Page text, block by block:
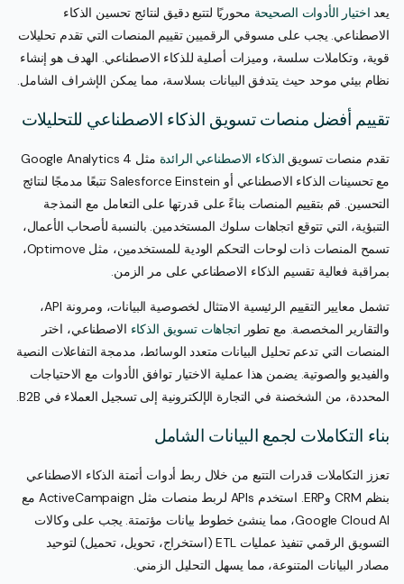
يعد اختيار الأدوات الصحيحة محوريًا لتتبع دقيق لنتائج تحسين الذكاء
الاصطناعي. يجب على مسوقي الرقميين تقييم المنصات التي تقدم تحليلات
قوية، وتكاملات سلسة، وميزات أصلية للذكاء الاصطناعي. الهدف هو إنشاء
نظام بيئي موحد حيث يتدفق البيانات بسلاسة، مما يمكن الإشراف الشامل.
تقييم أفضل منصات تسويق الذكاء الاصطناعي للتحليلات
تقدم منصات تسويق الذكاء الاصطناعي الرائدة
مثل Google Analytics 4
مع تحسينات الذكاء الاصطناعي أو Salesforce Einstein تتبعًا مدمجًا لنتائج
التحسين. قم بتقييم المنصات بناءً على قدرتها على التعامل مع النمذجة
التنبؤية، التي تتوقع اتجاهات سلوك المستخدمين. بالنسبة لأصحاب الأعمال،
تسمح المنصات ذات لوحات التحكم الودية للمستخدمين، مثل Optimove،
بمراقبة فعالية تقسيم الذكاء الاصطناعي على مر الزمن.
تشمل معايير التقييم الرئيسية الامتثال لخصوصية البيانات، ومرونة API،
والتقارير المخصصة. مع تطور اتجاهات تسويق الذكاء الاصطناعي، اختر
المنصات التي تدعم تحليل البيانات متعدد الوسائط، مدمجة التفاعلات النصية
والفيديو والصوتية. يضمن هذا عملية الاختيار توافق الأدوات مع الاحتياجات
المحددة، من الشخصنة في التجارة الإلكترونية إلى تسجيل العملاء في B2B.
بناء التكاملات لجمع البيانات الشامل
تعزز التكاملات قدرات التتبع من خلال ربط أدوات أتمتة الذكاء الاصطناعي
بنظم CRM وERP. استخدم APIs لربط منصات مثل ActiveCampaign مع
Google Cloud AI، مما ينشئ خطوط بيانات مؤتمتة. يجب على وكالات
التسويق الرقمي تنفيذ عمليات ETL (استخراج، تحويل، تحميل) لتوحيد
مصادر البيانات المتنوعة، مما يسهل التحليل الزمني.